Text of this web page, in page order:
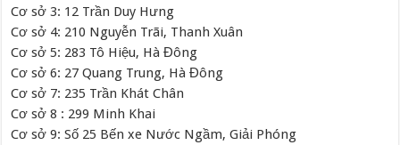
Cơ sở 3: 12 Trần Duy Hưng
Cơ sở 4: 210 Nguyễn Trãi, Thanh Xuân
Cơ sở 5: 283 Tô Hiệu, Hà Đông
Cơ sở 6: 27 Quang Trung, Hà Đông
Cơ sở 7: 235 Trần Khát Chân
Cơ sở 8 : 299 Minh Khai
Cơ sở 9: Số 25 Bến xe Nước Ngầm, Giải Phóng